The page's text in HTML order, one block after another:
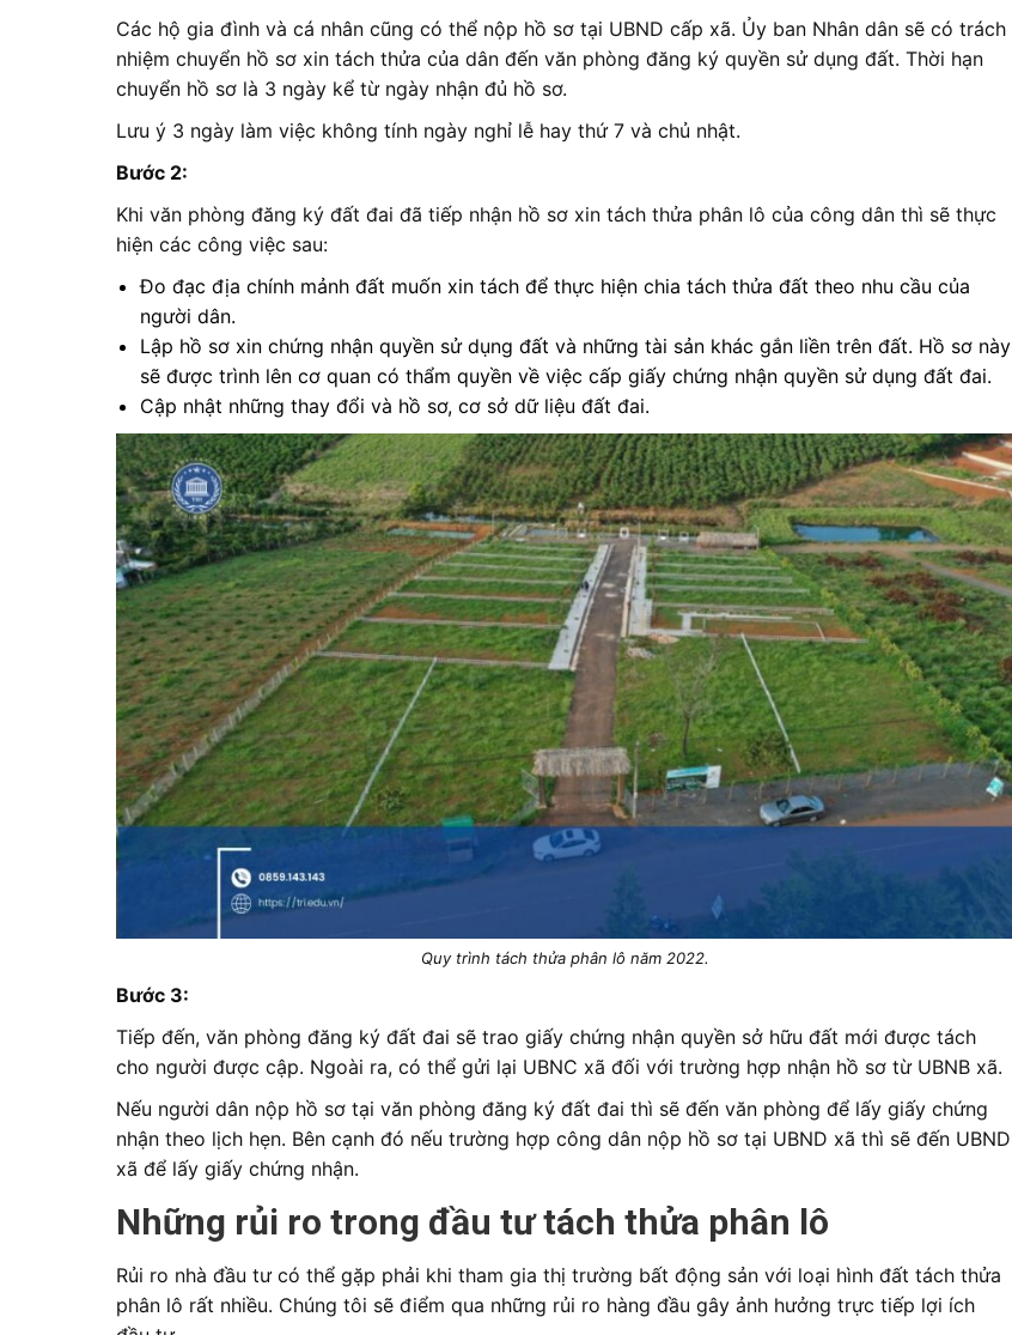
Các hộ gia đình và cá nhân cũng có thể nộp hồ sơ tại UBND cấp xã. Ủy ban Nhân dân sẽ có trách
nhiệm chuyển hồ sơ xin tách thửa của dân đến văn phòng đăng ký quyền sử dụng đất. Thời hạn
chuyển hồ sơ là 3 ngày kể từ ngày nhận đủ hồ sơ.
Lưu ý 3 ngày làm việc không tính ngày nghỉ lễ hay thứ 7 và chủ nhật.
Bước 2:
Khi văn phòng đăng ký đất đai đã tiếp nhận hồ sơ xin tách thửa phân lô của công dân thì sẽ thực
hiện các công việc sau:
Đo đạc địa chính mảnh đất muốn xin tách để thực hiện chia tách thửa đất theo nhu cầu của
người dân.
Lập hồ sơ xin chứng nhận quyền sử dụng đất và những tài sản khác gắn liền trên đất. Hồ sơ này
sẽ được trình lên cơ quan có thẩm quyền về việc cấp giấy chứng nhận quyền sử dụng đất đai.
Cập nhật những thay đổi và hồ sơ, cơ sở dữ liệu đất đai.
Quy trình tách thửa phân lô năm 2022.
Bước 3:
Tiếp đến, văn phòng đăng ký đất đai sẽ trao giấy chứng nhận quyền sở hữu đất mới được tách
cho người được cập. Ngoài ra, có thể gửi lại UBNC xã đối với trường hợp nhận hồ sơ từ UBNB xã.
Nếu người dân nộp hồ sơ tại văn phòng đăng ký đất đai thì sẽ đến văn phòng để lấy giấy chứng
nhận theo lịch hẹn. Bên cạnh đó nếu trường hợp công dân nộp hồ sơ tại UBND xã thì sẽ đến UBND
xã để lấy giấy chứng nhận.
Những rủi ro trong đầu tư tách thửa phân lô
Rủi ro nhà đầu tư có thể gặp phải khi tham gia thị trường bất động sản với loại hình đất tách thửa
phân lô rất nhiều. Chúng tôi sẽ điểm qua những rủi ro hàng đầu gây ảnh hưởng trực tiếp lợi ích